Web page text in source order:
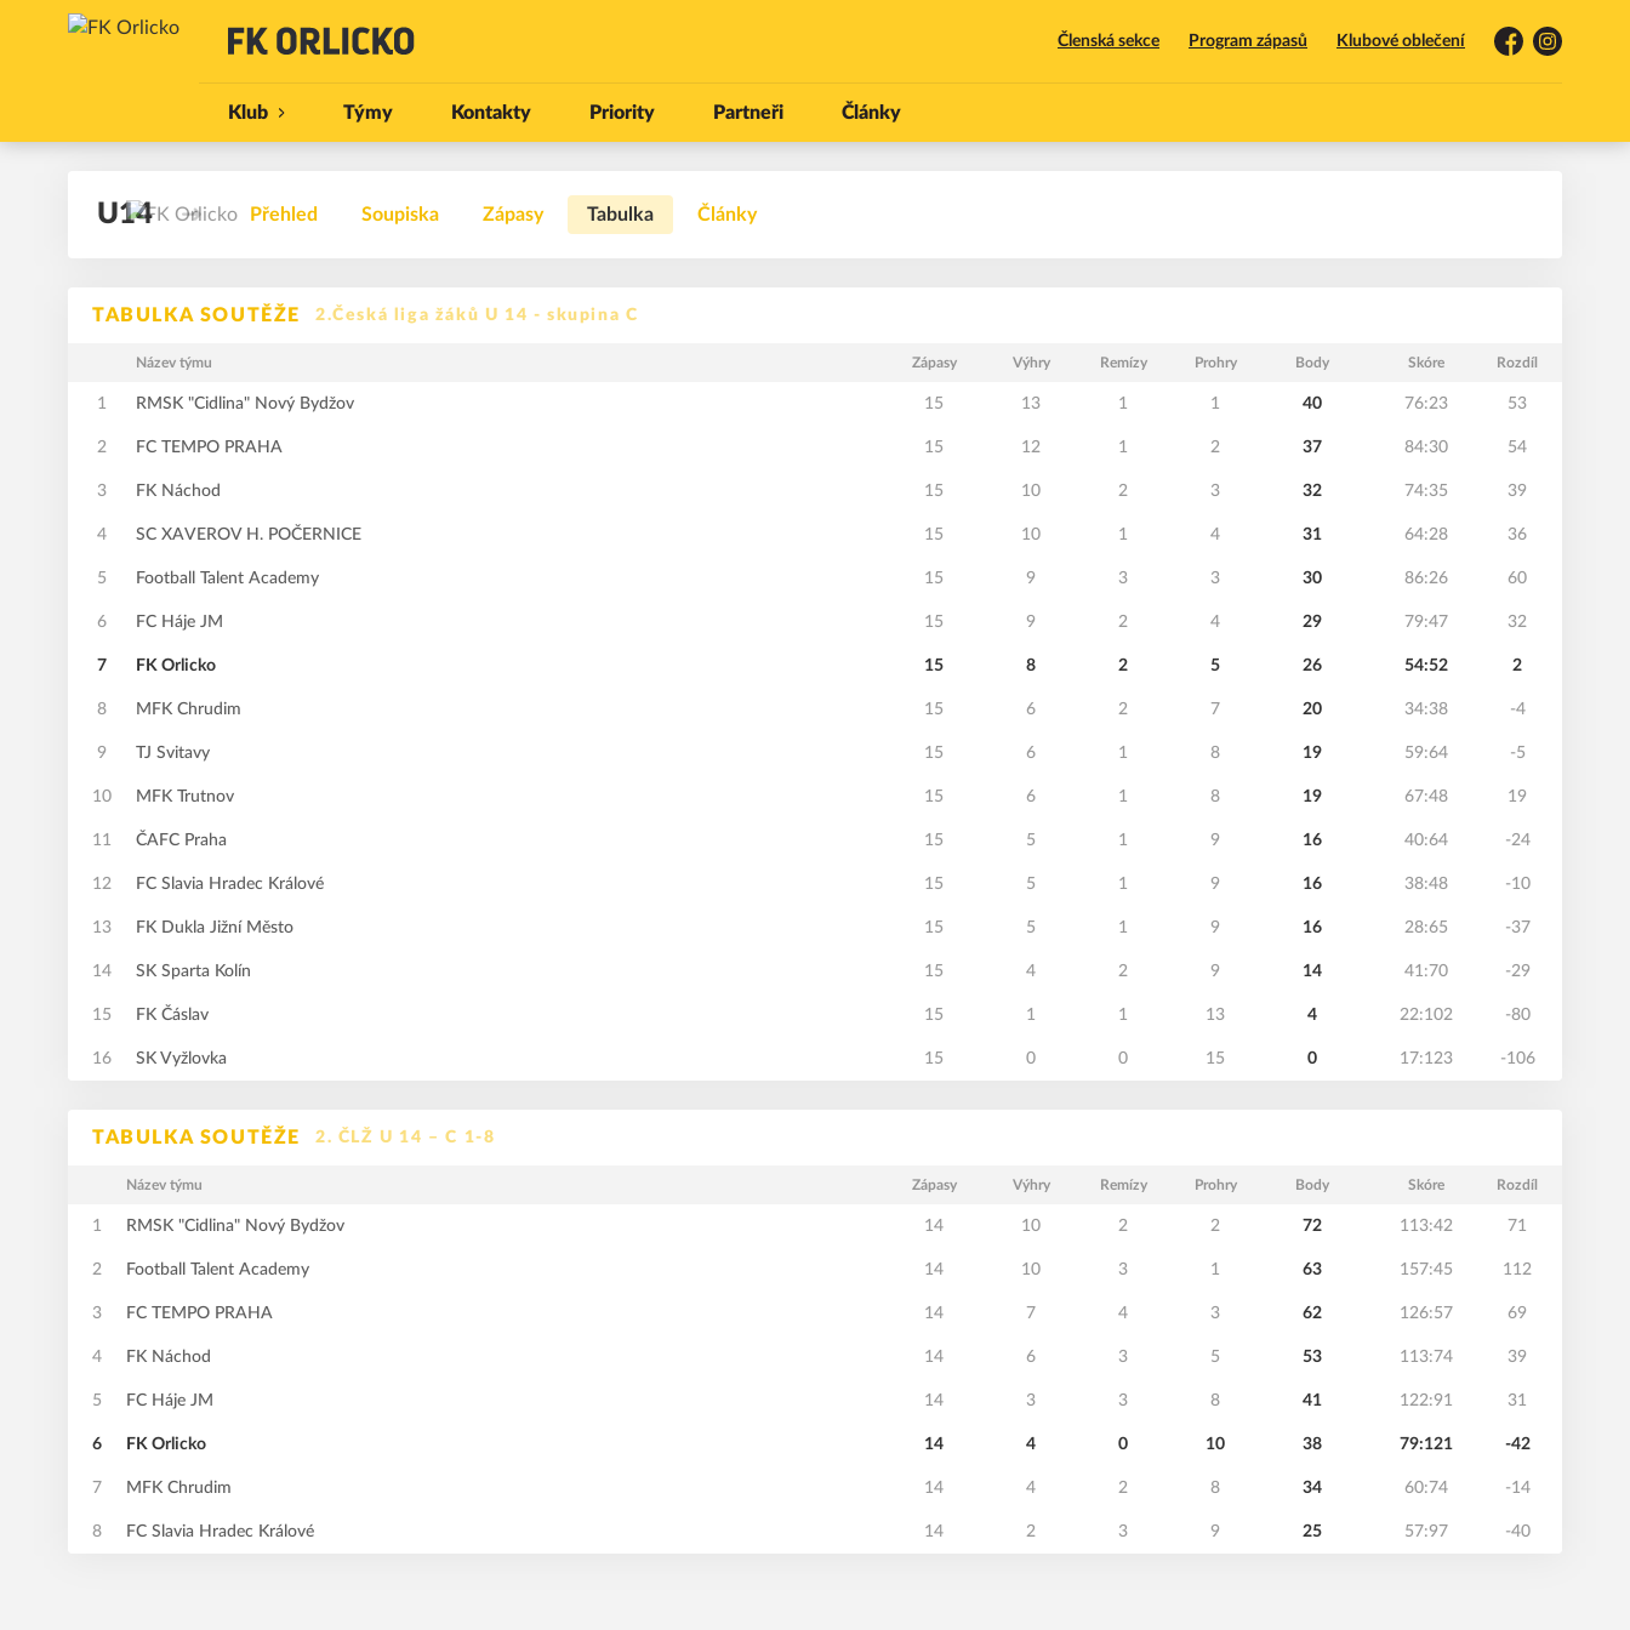
Členská sekce Program zápasů Klubové oblečení
FacebookInstagram
Klub Týmy Kontakty Priority Partneři Články
U14 Přehled Soupiska Zápasy Tabulka Články
TABULKA SOUTĚŽE 2.Česká liga žáků U 14 - skupina C
Název týmu Zápasy Výhry Remízy Prohry Body Skóre Rozdíl
1 RMSK "Cidlina" Nový Bydžov 15 13 1 1 40 76:23 53
2 FC TEMPO PRAHA 15 12 1 2 37 84:30 54
3 FK Náchod 15 10 2 3 32 74:35 39
4 SC XAVEROV H. POČERNICE 15 10 1 4 31 64:28 36
5 Football Talent Academy 15 9 3 3 30 86:26 60
6 FC Háje JM 15 9 2 4 29 79:47 32
7 FK Orlicko 15 8 2 5 26 54:52 2
8 MFK Chrudim 15 6 2 7 20 34:38 -4
9 TJ Svitavy 15 6 1 8 19 59:64 -5
10 MFK Trutnov 15 6 1 8 19 67:48 19
11 ČAFC Praha 15 5 1 9 16 40:64 -24
12 FC Slavia Hradec Králové 15 5 1 9 16 38:48 -10
13 FK Dukla Jižní Město 15 5 1 9 16 28:65 -37
14 SK Sparta Kolín 15 4 2 9 14 41:70 -29
15 FK Čáslav 15 1 1 13 4 22:102 -80
16 SK Vyžlovka 15 0 0 15 0 17:123 -106
TABULKA SOUTĚŽE 2. ČLŽ U 14 – C 1-8
Název týmu Zápasy Výhry Remízy Prohry Body Skóre Rozdíl
1 RMSK "Cidlina" Nový Bydžov 14 10 2 2 72 113:42 71
2 Football Talent Academy 14 10 3 1 63 157:45 112
3 FC TEMPO PRAHA 14 7 4 3 62 126:57 69
4 FK Náchod 14 6 3 5 53 113:74 39
5 FC Háje JM 14 3 3 8 41 122:91 31
6 FK Orlicko 14 4 0 10 38 79:121 -42
7 MFK Chrudim 14 4 2 8 34 60:74 -14
8 FC Slavia Hradec Králové 14 2 3 9 25 57:97 -40